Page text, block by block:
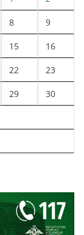
8 9
15 16
22 23
29 30